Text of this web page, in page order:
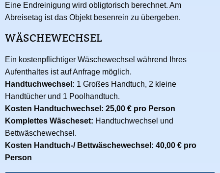
Eine Endreinigung wird obligtorisch berechnet. Am
Abreisetag ist das Objekt besenrein zu übergeben.
WÄSCHEWECHSEL
Ein kostenpflichtiger Wäschewechsel während Ihres
Aufenthaltes ist auf Anfrage möglich.
Handtuchwechsel: 1 Großes Handtuch, 2 kleine
Handtücher und 1 Poolhandtuch.
Kosten Handtuchwechsel: 25,00 € pro Person
Komplettes Wäscheset: Handtuchwechsel und
Bettwäschewechsel.
Kosten Handtuch-/ Bettwäschewechsel: 40,00 € pro
Person